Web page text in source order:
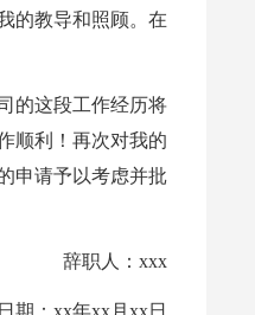
的教导和照顾。在
的这段工作经历将
顺利！再次对我的
申请予以考虑并批
辞职人：xxx
：xx年xx月xx日